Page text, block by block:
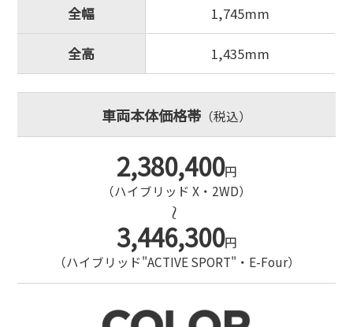
全幅 1,745mm
全高 1,435mm
車両本体価格帯 （税込）
2,380,400円
（ハイブリッド X・2WD）
∼
3,446,300円
（ハイブリッド"ACTIVE SPORT"・E-Four）